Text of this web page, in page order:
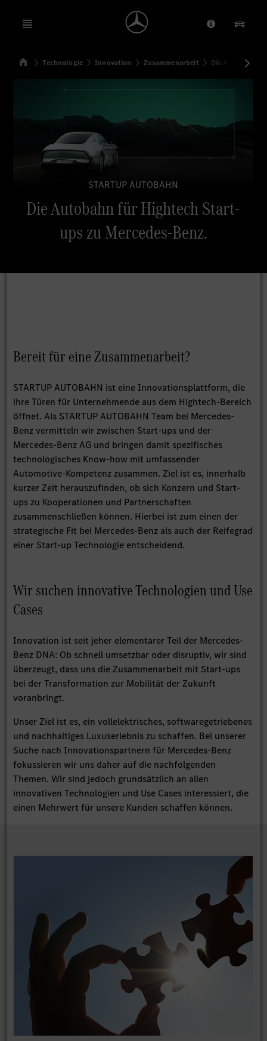
Open menu Anbieter/
SuchenStartseite
Technologie Innovation Zusammenarbeit Die Autobahn
STARTUP AUTOBAHN
Die Autobahn für Hightech Start-
ups zu Mercedes-Benz.
Bereit für eine Zusammenarbeit?
STARTUP AUTOBAHN ist eine Innovationsplattform, die
ihre Türen für Unternehmende aus dem Hightech-Bereich
öffnet. Als STARTUP AUTOBAHN Team bei Mercedes-
Benz vermitteln wir zwischen Start-ups und der
Mercedes-Benz AG und bringen damit spezifisches
technologisches Know-how mit umfassender
Automotive-Kompetenz zusammen. Ziel ist es, innerhalb
kurzer Zeit herauszufinden, ob sich Konzern und Start-
ups zu Kooperationen und Partnerschaften
zusammenschließen können. Hierbei ist zum einen der
strategische Fit bei Mercedes-Benz als auch der Reifegrad
einer Start-up Technologie entscheidend.
Wir suchen innovative Technologien und Use
Cases
Innovation ist seit jeher elementarer Teil der Mercedes-
Benz DNA: Ob schnell umsetzbar oder disruptiv, wir sind
überzeugt, dass uns die Zusammenarbeit mit Start-ups
bei der Transformation zur Mobilität der Zukunft
voranbringt.
Unser Ziel ist es, ein vollelektrisches, softwaregetriebenes
und nachhaltiges Luxuserlebnis zu schaffen. Bei unserer
Suche nach Innovationspartnern für Mercedes-Benz
fokussieren wir uns daher auf die nachfolgenden
Themen. Wir sind jedoch grundsätzlich an allen
innovativen Technologien und Use Cases interessiert, die
einen Mehrwert für unsere Kunden schaffen können.